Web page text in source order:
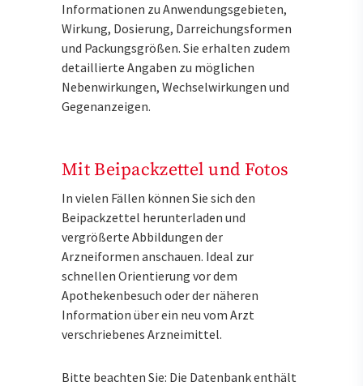
Informationen zu Anwendungsgebieten,
Wirkung, Dosierung, Darreichungsformen
und Packungsgrößen. Sie erhalten zudem
detaillierte Angaben zu möglichen
Nebenwirkungen, Wechselwirkungen und
Gegenanzeigen.
Mit Beipackzettel und Fotos
In vielen Fällen können Sie sich den
Beipackzettel herunterladen und
vergrößerte Abbildungen der
Arzneiformen anschauen. Ideal zur
schnellen Orientierung vor dem
Apothekenbesuch oder der näheren
Information über ein neu vom Arzt
verschriebenes Arzneimittel.
Bitte beachten Sie: Die Datenbank enthält